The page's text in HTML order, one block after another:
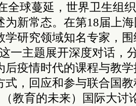
全球蔓延，世界卫生组
为新常态。在第18届上
学研究领域知名专家，
一主题展开深度对话，
后疫情时代的课程与教
式，回应和参与联合国
（教育的未来）国际大